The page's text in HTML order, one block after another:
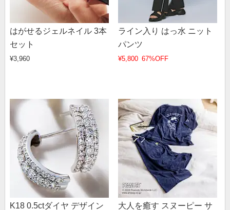
はがせるジェルネイル 3本
セット
¥3,960
ライン入り はっ水 ニット
パンツ
¥5,800 67%OFF
K18 0.5ctダイヤ デザイン 大人を癒す スヌーピー サ